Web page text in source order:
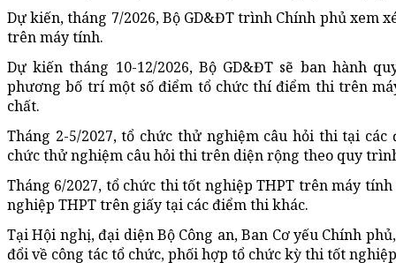
Dự kiến, tháng 7/2026, Bộ GD&ĐT trình Chính phủ xem
trên máy tính.
Dự kiến tháng 10-12/2026, Bộ GD&ĐT sẽ ban hành
phương bố trí một số điểm tổ chức thí điểm thi trên
chất.
Tháng 2-5/2027, tổ chức thử nghiệm câu hỏi thi tại
chức thử nghiệm câu hỏi thi trên diện rộng theo quy
Tháng 6/2027, tổ chức thi tốt nghiệp THPT trên máy
nghiệp THPT trên giấy tại các điểm thi khác.
Tại Hội nghị, đại diện Bộ Công an, Ban Cơ yếu Chính
đổi về công tác tổ chức, phối hợp tổ chức kỳ thi tốt